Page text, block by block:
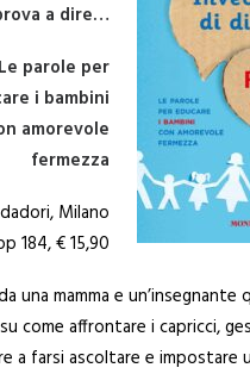
a dire…
Le parole per
i bambini
amorevole
fermezza
Milano
184, € 15,90
una mamma e
come affrontare i capricci,
a farsi ascoltare e impostare